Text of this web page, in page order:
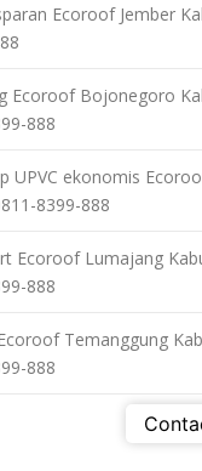
Ecoroof Jember
Ecoroof Bojonegoro
888
UPVC ekonomis
8399-888
Ecoroof Lumajang
888
Temanggung
888